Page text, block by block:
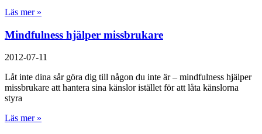
Läs mer »
Mindfulness hjälper missbrukare
2012-07-11
Låt inte dina sår göra dig till någon du inte är – mindfulness hjälper
missbrukare att hantera sina känslor istället för att låta känslorna
styra
Läs mer »